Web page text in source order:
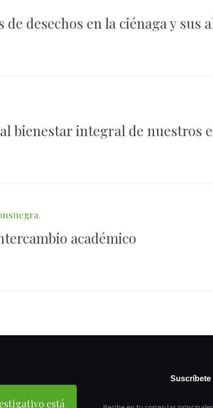
desechos en la ciénaga y sus
bienestar integral de nuestros
académico
está
Suscríbete